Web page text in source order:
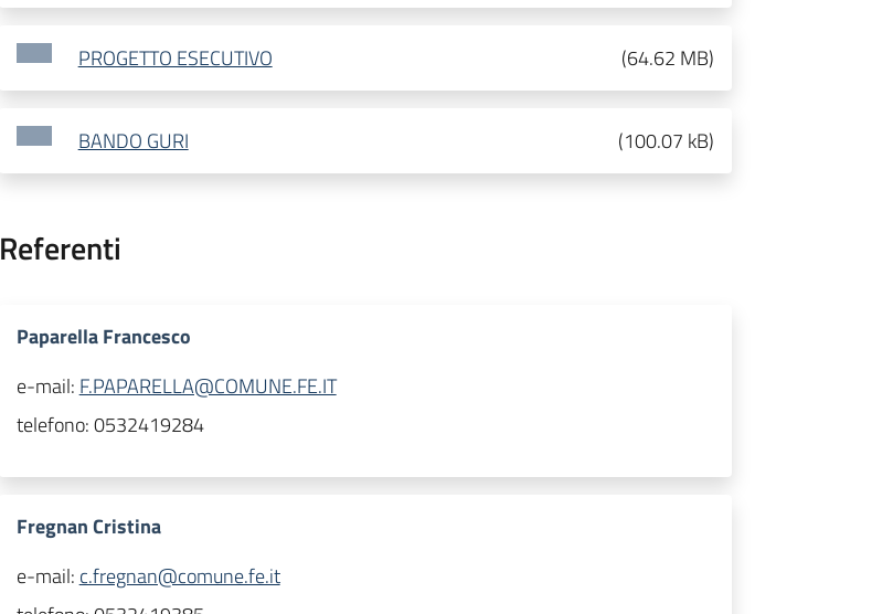
PROGETTO ESECUTIVO (64.62 MB)
BANDO GURI (100.07 kB)
Referenti
Paparella Francesco
e-mail: F.PAPARELLA@COMUNE.FE.IT
telefono:0532419284
Fregnan Cristina
e-mail: c.fregnan@comune.fe.it